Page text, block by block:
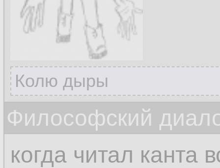
Колю дыры
Философский
когда читал канта